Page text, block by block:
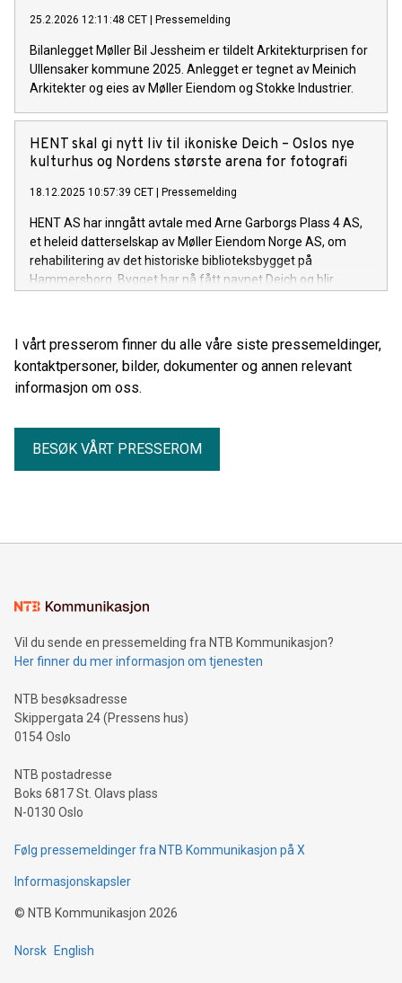
25.2.2026 12:11:48 CET | Pressemelding
Bilanlegget Møller Bil Jessheim er tildelt Arkitekturprisen for
Ullensaker kommune 2025. Anlegget er tegnet av Meinich
Arkitekter og eies av Møller Eiendom og Stokke Industrier.
HENT skal gi nytt liv til ikoniske Deich – Oslos nye
kulturhus og Nordens største arena for fotografi
18.12.2025 10:57:39 CET | Pressemelding
HENT AS har inngått avtale med Arne Garborgs Plass 4 AS,
et heleid datterselskap av Møller Eiendom Norge AS, om
rehabilitering av det historiske biblioteksbygget på
Hammersborg. Bygget har nå fått navnet Deich og blir
bygget fra 1933 tegnet av arkitekt Nils Reiersen. Byggestart
er planlagt til sommeren 2026.
I vårt presserom finner du alle våre siste pressemeldinger,
kontaktpersoner, bilder, dokumenter og annen relevant
informasjon om oss.
BESØK VÅRT PRESSEROM
Vil du sende en pressemelding fra NTB Kommunikasjon?
Her finner du mer informasjon om tjenesten
NTB besøksadresse
Skippergata 24 (Pressens hus)
0154 Oslo
NTB postadresse
Boks 6817 St. Olavs plass
N-0130 Oslo
Følg pressemeldinger fra NTB Kommunikasjon på X
Informasjonskapsler
© NTB Kommunikasjon 2026
Norsk English